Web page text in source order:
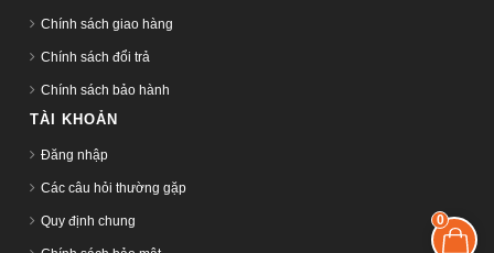
Chính sách giao hàng
Chính sách đổi trả
Chính sách bảo hành
TÀI KHOẢN
Đăng nhập
Các câu hỏi thường gặp
Quy định chung 0